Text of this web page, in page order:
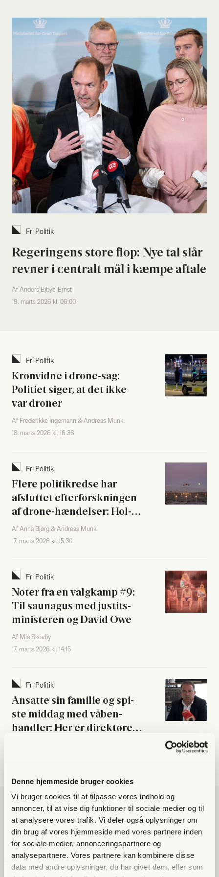
Denne hjemmeside bruger cookies
Vi bruger cookies til at tilpasse vores indhold og
annoncer, til at vise dig funktioner til sociale medier og til
at analysere vores trafik. Vi deler også oplysninger om
din brug af vores hjemmeside med vores partnere inden
for sociale medier, annonceringspartnere og
analysepartnere. Vores partnere kan kombinere disse
data med andre oplysninger, du har givet dem, eller som
Fri Poli­tik
Rege­rin­gens sto­re flop: Nye tal slår
rev­ner i cen­tralt mål i kæm­pe afta­le
Af Anders Ejbye-Ernst
19. marts 2026 kl. 06:00
Fri Poli­tik
Kron­vid­ne i dro­ne-sag:
Poli­ti­et siger, at det ikke
var dro­ner
Af Frederikke Ingemann & Andreas Munk
18. marts 2026 kl. 16:36
Fri Poli­tik
Fle­re poli­tik­red­se har
afslut­tet efter­forsk­nin­gen
af dro­ne-hæn­del­ser: Hol­
der kon­klu­sio­ner­ne hem­
me­li­ge
Af Anna Bjørg & Andreas Munk
17. marts 2026 kl. 15:30
Fri Poli­tik
Noter fra en valg­kamp #9:
Til sau­nagus med justits­
mi­ni­ste­ren og David Owe
Af Mia Skovby
17. marts 2026 kl. 14:15
Fri Poli­tik
Ansat­te sin fami­lie og spi­
ste mid­dag med våben­
hand­ler: Her er direk­tø­ren